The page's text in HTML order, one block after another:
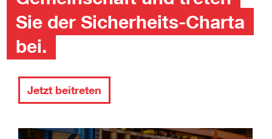
Sie der Sicherheits-Charta
bei.
Jetzt beitreten